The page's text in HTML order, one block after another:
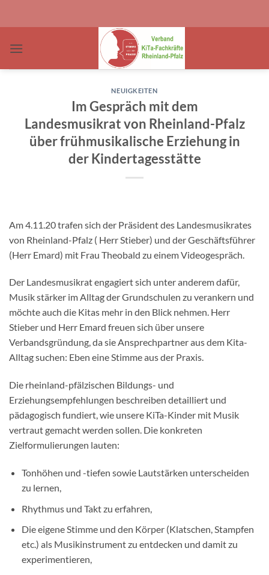
NEUIGKEITEN
Im Gespräch mit dem
Landesmusikrat von Rheinland-Pfalz
über frühmusikalische Erziehung in
der Kindertagesstätte
Am 4.11.20 trafen sich der Präsident des Landesmusikrates
von Rheinland-Pfalz ( Herr Stieber) und der Geschäftsführer
(Herr Emard) mit Frau Theobald zu einem Videogespräch.
Der Landesmusikrat engagiert sich unter anderem dafür,
Musik stärker im Alltag der Grundschulen zu verankern und
möchte auch die Kitas mehr in den Blick nehmen. Herr
Stieber und Herr Emard freuen sich über unsere
Verbandsgründung, da sie Ansprechpartner aus dem Kita-
Alltag suchen: Eben eine Stimme aus der Praxis.
Die rheinland-pfälzischen Bildungs- und
Erziehungsempfehlungen beschreiben detailliert und
pädagogisch fundiert, wie unsere KiTa-Kinder mit Musik
vertraut gemacht werden sollen. Die konkreten
Zielformulierungen lauten:
Tonhöhen und -tiefen sowie Lautstärken unterscheiden
zu lernen,
Rhythmus und Takt zu erfahren,
Die eigene Stimme und den Körper (Klatschen, Stampfen
etc.) als Musikinstrument zu entdecken und damit zu
experimentieren,